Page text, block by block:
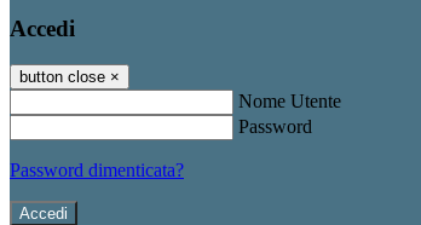
Accedi
button close ×
Nome Utente
Password
Password dimenticata?